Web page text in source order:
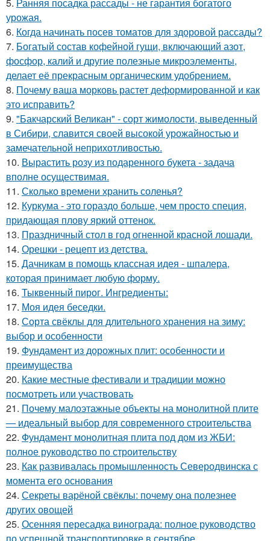
5. Ранняя посадка рассады - не гарантия богатого
урожая.
6. Когда начинать посев томатов для здоровой рассады?
7. Богатый состав кофейной гущи, включающий азот,
фосфор, калий и другие полезные микроэлементы,
делает её прекрасным органическим удобрением.
8. Почему ваша морковь растет деформированной и как
это исправить?
9. "Бакчарский Великан" - сорт жимолости, выведенный
в Сибири, славится своей высокой урожайностью и
замечательной неприхотливостью.
10. Вырастить розу из подаренного букета - задача
вполне осуществимая.
11. Сколько времени хранить соленья?
12. Куркума - это гораздо больше, чем просто специя,
придающая плову яркий оттенок.
13. Праздничный стол в год огненной красной лошади.
14. Орешки - рецепт из детства.
15. Дачникам в помощь классная идея - шпалера,
которая принимает любую форму.
16. Тыквенный пирог. Ингредиенты:
17. Моя идея беседки.
18. Сорта свёклы для длительного хранения на зиму:
выбор и особенности
19. Фундамент из дорожных плит: особенности и
преимущества
20. Какие местные фестивали и традиции можно
посмотреть или участвовать
21. Почему малоэтажные объекты на монолитной плите
— идеальный выбор для современного строительства
22. Фундамент монолитная плита под дом из ЖБИ:
полное руководство по строительству
23. Как развивалась промышленность Северодвинска с
момента его основания
24. Секреты варёной свёклы: почему она полезнее
других овощей
25. Осенняя пересадка винограда: полное руководство